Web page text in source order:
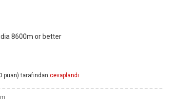
8600m or better
puan) tarafından cevaplandı